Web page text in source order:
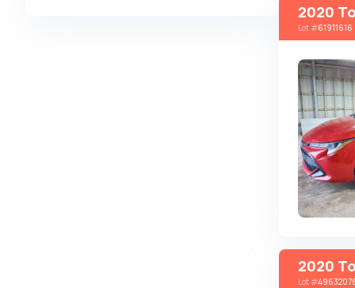
2020
Lot#61911616
2020
Lot#